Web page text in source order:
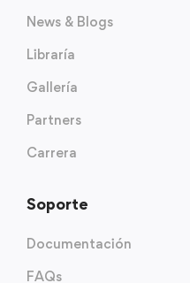
News & Blogs
Libraría
Gallería
Partners
Carrera
Soporte
Documentación
FAQs